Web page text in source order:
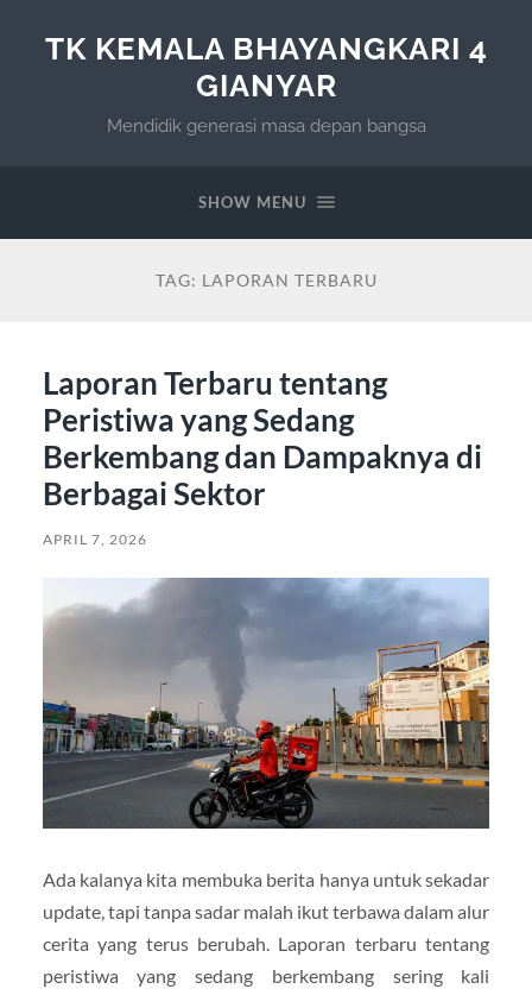
TK KEMALA BHAYANGKARI 4
GIANYAR
Mendidik generasi masa depan bangsa
SHOW MENU
TAG: LAPORAN TERBARU
Laporan Terbaru tentang
Peristiwa yang Sedang
Berkembang dan Dampaknya di
Berbagai Sektor
APRIL 7, 2026
Ada kalanya kita membuka berita hanya untuk sekadar
update, tapi tanpa sadar malah ikut terbawa dalam alur
cerita yang terus berubah. Laporan terbaru tentang
peristiwa yang sedang berkembang sering kali